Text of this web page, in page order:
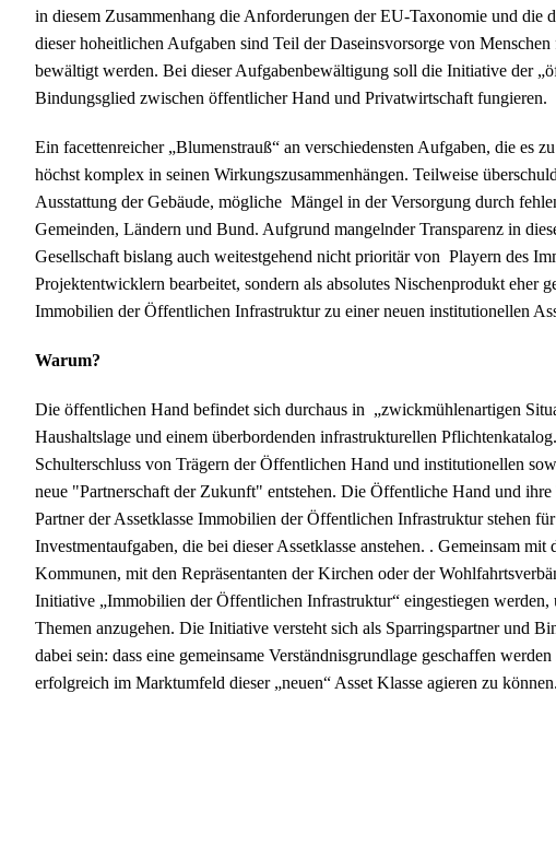
in diesem Zusammenhang die Anforderungen der EU-Taxonomie und
dieser hoheitlichen Aufgaben sind Teil der Daseinsvorsorge von
bewältigt werden. Bei dieser Aufgabenbewältigung soll die Initiative der
Bindungsglied zwischen öffentlicher Hand und Privatwirtschaft fungieren.
Ein facettenreicher „Blumenstrauß“ an verschiedensten Aufgaben, die es
höchst komplex in seinen Wirkungszusammenhängen. Teilweise
Ausstattung der Gebäude, mögliche Mängel in der Versorgung durch
Gemeinden, Ländern und Bund. Aufgrund mangelnder Transparenz in
Gesellschaft bislang auch weitestgehend nicht prioritär von Playern des
Projektentwicklern bearbeitet, sondern als absolutes Nischenprodukt eher
Immobilien der Öffentlichen Infrastruktur zu einer neuen institutionellen
Warum?
Die öffentlichen Hand befindet sich durchaus in „zwickmühlenartigen
Haushaltslage und einem überbordenden infrastrukturellen
Schulterschluss von Trägern der Öffentlichen Hand und institutionellen
neue "Partnerschaft der Zukunft" entstehen. Die Öffentliche Hand und
Partner der Assetklasse Immobilien der Öffentlichen Infrastruktur stehen
Investmentaufgaben, die bei dieser Assetklasse anstehen. . Gemeinsam
Kommunen, mit den Repräsentanten der Kirchen oder der
Initiative „Immobilien der Öffentlichen Infrastruktur“ eingestiegen werden,
Themen anzugehen. Die Initiative versteht sich als Sparringspartner und
dabei sein: dass eine gemeinsame Verständnisgrundlage geschaffen
erfolgreich im Marktumfeld dieser „neuen“ Asset Klasse agieren zu